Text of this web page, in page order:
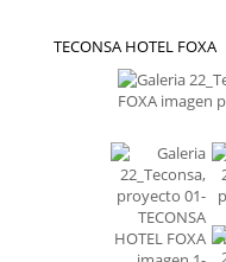
Priasa
Residencial Toscana
TECONSA HOTEL FOXA